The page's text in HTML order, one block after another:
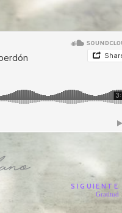
SIGUIENTE
Gratitud